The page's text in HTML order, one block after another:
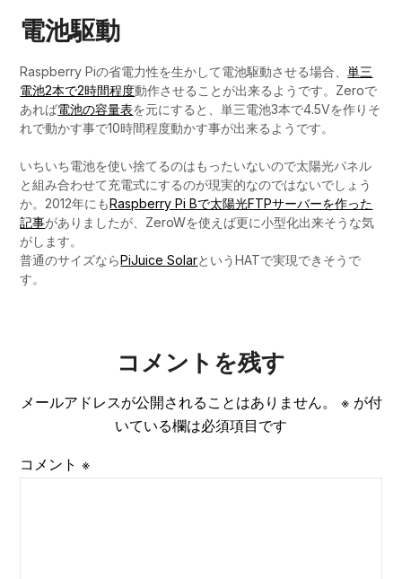
電池駆動
Raspberry Piの省電力性を生かして電池駆動させる場合、単三
電池2本で2時間程度動作させることが出来るようです。Zeroで
あれば電池の容量表を元にすると、単三電池3本で4.5Vを作りそ
れで動かす事で10時間程度動かす事が出来るようです。
いちいち電池を使い捨てるのはもったいないので太陽光パネル
と組み合わせて充電式にするのが現実的なのではないでしょう
か。2012年にもRaspberry Pi Bで太陽光FTPサーバーを作った
記事がありましたが、ZeroWを使えば更に小型化出来そうな気
がします。
普通のサイズならPiJuice SolarというHATで実現できそうで
す。
コメントを残す
メールアドレスが公開されることはありません。 ※が付
いている欄は必須項目です
コメント※